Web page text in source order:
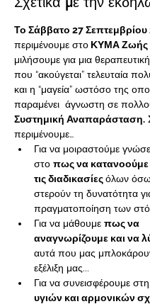
Το Σάββατο 27 Σεπτεμβρίου
περιμένουμε στο ΚΥΜΑ Ζωής
μιλήσουμε για μια
που “ακούγεται” τελευταία
και η “μαγεία” ωστόσο της
παραμένει  άγνωστη σε
Συστημική Αναπαράσταση.
περιμένουμε…
Για να μοιραστούμε
στο πως να κατανοούμε
τις διαδικασίες όλων
στερούν τη δυνατότητα
πραγματοποίηση των
Για να μάθουμε πως να
αναγνωρίζουμε και να
αυτά που μας
εξέλιξη μας...
Για να συνεισφέρουμε στη
υγιών και αρμονικών